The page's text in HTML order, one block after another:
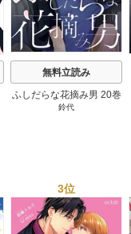
無料立読み
ふしだらな花摘み男 20巻
鈴代
3位